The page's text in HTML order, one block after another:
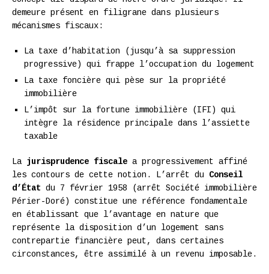
demeure présent en filigrane dans plusieurs
mécanismes fiscaux:
La taxe d’habitation (jusqu’à sa suppression
progressive) qui frappe l’occupation du logement
La taxe foncière qui pèse sur la propriété
immobilière
L’impôt sur la fortune immobilière (IFI) qui
intègre la résidence principale dans l’assiette
taxable
La jurisprudence fiscale a progressivement affiné
les contours de cette notion. L’arrêt du Conseil
d’État du 7 février 1958 (arrêt Société immobilière
Périer-Doré) constitue une référence fondamentale
en établissant que l’avantage en nature que
représente la disposition d’un logement sans
contrepartie financière peut, dans certaines
circonstances, être assimilé à un revenu imposable.